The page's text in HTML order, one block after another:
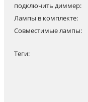
подключить диммер:
Лампы в комплекте:
Совместимые лампы:
Теги: